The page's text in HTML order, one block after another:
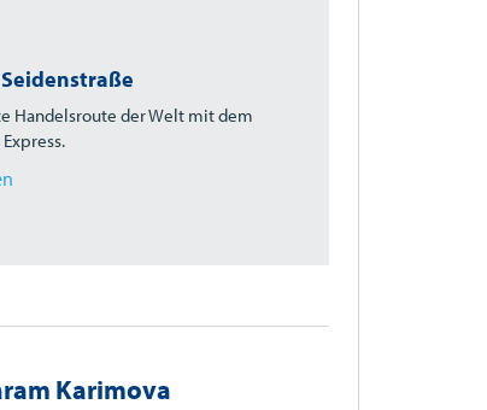
Handelsroute der Welt mit dem
Karimova